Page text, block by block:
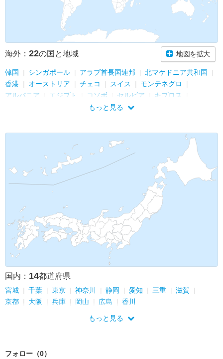
海外： 22の国と地域 地図を拡大
韓国 シンガポール アラブ首長国連邦
北マケドニア共和国
香港
オーストリア チェコ スイス
モンテネグロ
アルバニア
エジプト コソボ セルビア
キプロス
ドイツ スロバキア
もっと見る
国内： 14都道府県
宮城 千葉 東京 神奈川 静岡 愛知 三重
滋賀
京都
大阪 兵庫 岡山 広島 香川
もっと見る
フォロー（0）